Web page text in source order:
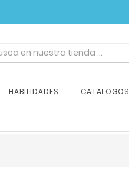
tu emoción
HABILIDADES CATALOGOS